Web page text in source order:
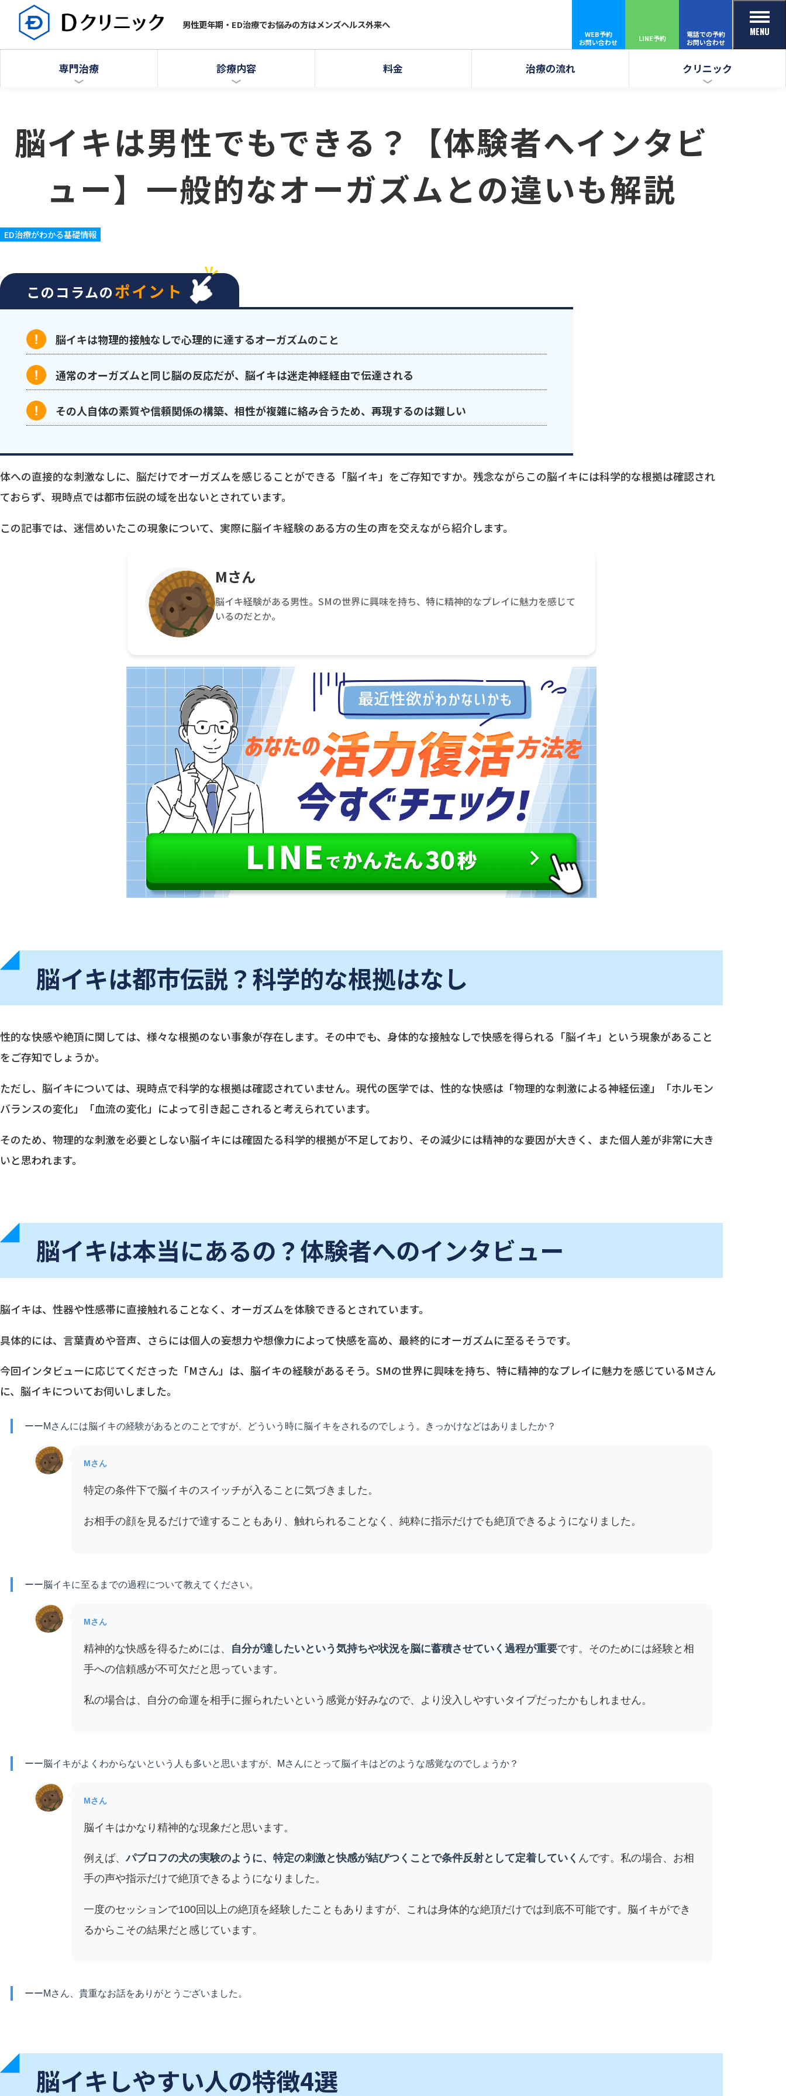
男性更年期・ED治療でお悩みの方はメンズヘルス外来へ
WEB予約
お問い合わせ
LINE予約
電話での予約
お問い合わせ
MENU
専門治療 診療内容 料金 治療の流れ クリニック
脳イキは男性でもできる？【体験者へインタビ
ュー】一般的なオーガズムとの違いも解説
ED治療がわかる基礎情報
このコラムのポイント
脳イキは物理的接触なしで心理的に達するオーガズムのこと
通常のオーガズムと同じ脳の反応だが、脳イキは迷走神経経由で伝達される
その人自体の素質や信頼関係の構築、相性が複雑に絡み合うため、再現するのは難しい
体への直接的な刺激なしに、脳だけでオーガズムを感じることができる「脳イキ」をご存知ですか。残念ながらこの脳イキには科学的な根拠は確認され
ておらず、現時点では都市伝説の域を出ないとされています。
この記事では、迷信めいたこの現象について、実際に脳イキ経験のある方の生の声を交えながら紹介します。
Mさん
脳イキ経験がある男性。SMの世界に興味を持ち、特に精神的なプレイに魅力を感じて
いるのだとか。
脳イキは都市伝説？科学的な根拠はなし
性的な快感や絶頂に関しては、様々な根拠のない事象が存在します。その中でも、身体的な接触なしで快感を得られる「脳イキ」という現象があること
をご存知でしょうか。
ただし、脳イキについては、現時点で科学的な根拠は確認されていません。現代の医学では、性的な快感は「物理的な刺激による神経伝達」「ホルモン
バランスの変化」「血流の変化」によって引き起こされると考えられています。
そのため、物理的な刺激を必要としない脳イキには確固たる科学的根拠が不足しており、その減少には精神的な要因が大きく、また個人差が非常に大き
いと思われます。
脳イキは本当にあるの？体験者へのインタビュー
脳イキは、性器や性感帯に直接触れることなく、オーガズムを体験できるとされています。
具体的には、言葉責めや音声、さらには個人の妄想力や想像力によって快感を高め、最終的にオーガズムに至るそうです。
今回インタビューに応じてくださった「Mさん」は、脳イキの経験があるそう。SMの世界に興味を持ち、特に精神的なプレイに魅力を感じているMさん
に、脳イキについてお伺いしました。
ーーMさんには脳イキの経験があるとのことですが、どういう時に脳イキをされるのでしょう。きっかけなどはありましたか？
Mさん
特定の条件下で脳イキのスイッチが入ることに気づきました。
お相手の顔を見るだけで達することもあり、触れられることなく、純粋に指示だけでも絶頂できるようになりました。
ーー脳イキに至るまでの過程について教えてください。
Mさん
精神的な快感を得るためには、 自分が達したいという気持ちや状況を脳に蓄積させていく過程が重要です。そのためには経験と相
手への信頼感が不可欠だと思っています。
私の場合は、自分の命運を相手に握られたいという感覚が好みなので、より没入しやすいタイプだったかもしれません。
ーー脳イキがよくわからないという人も多いと思いますが、Mさんにとって脳イキはどのような感覚なのでしょうか？
Mさん
脳イキはかなり精神的な現象だと思います。
例えば、パブロフの犬の実験のように、特定の刺激と快感が結びつくことで条件反射として定着していく んです。私の場合、お相
手の声や指示だけで絶頂できるようになりました。
一度のセッションで100回以上の絶頂を経験したこともありますが、これは身体的な絶頂だけでは到底不可能です。脳イキができ
るからこその結果だと感じています。
ーーMさん、貴重なお話をありがとうございました。
脳イキしやすい人の特徴4選